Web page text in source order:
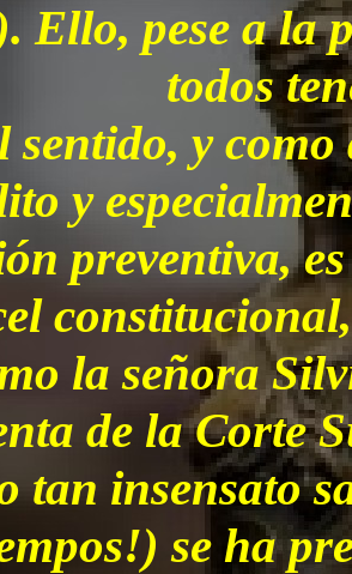
Ello, pese a la
todos
sentido, y
y
preventiva,
la señora
de la Corte
tan insensato
se ha